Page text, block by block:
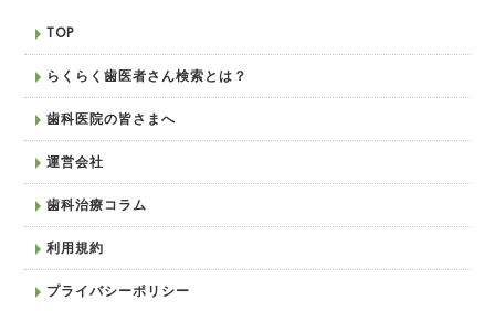
TOP
らくらく歯医者さん検索とは？
歯科医院の皆さまへ
運営会社
歯科治療コラム
利用規約
プライバシーポリシー